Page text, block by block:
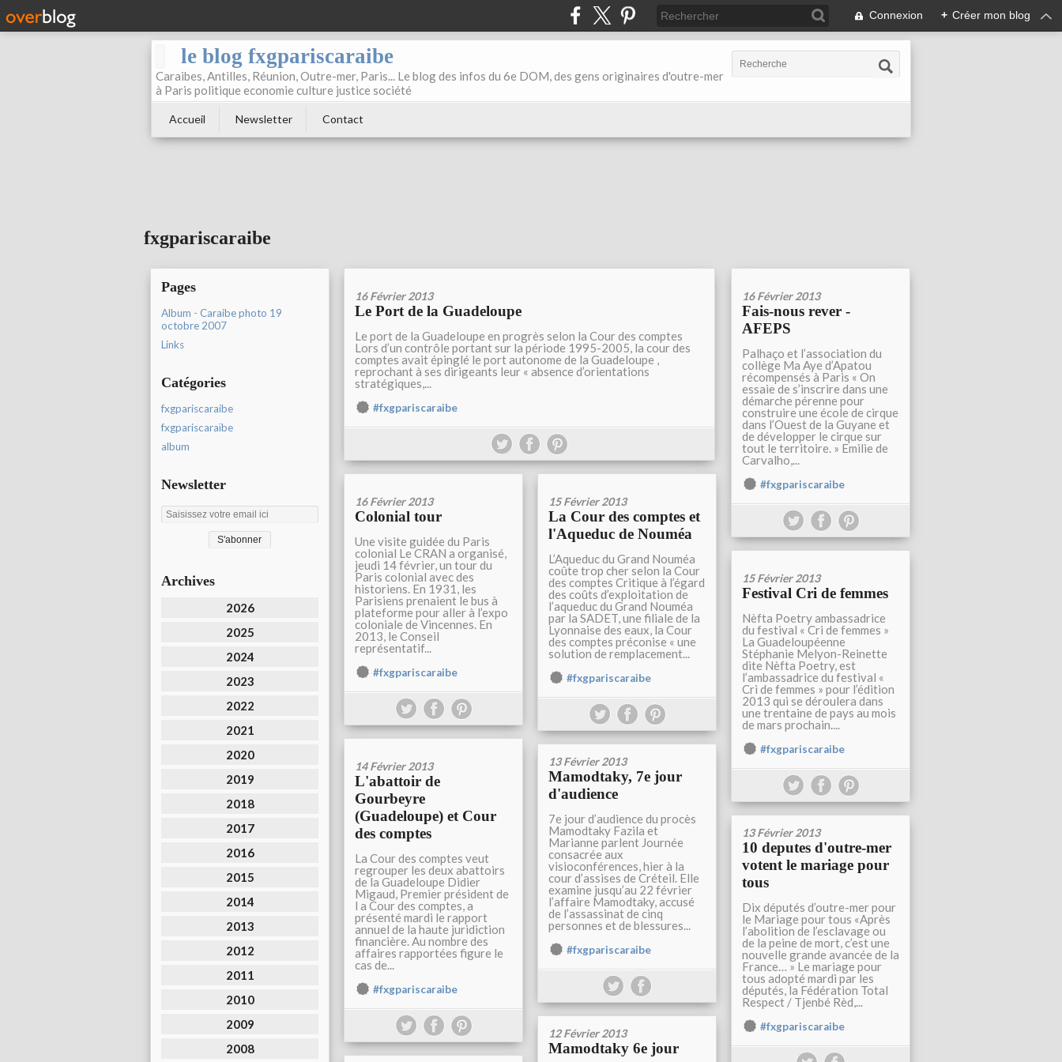
Connexion + Créer mon blog
le blog fxgpariscaraibe
Caraibes, Antilles, Réunion, Outre-mer, Paris... Le blog des infos du 6e DOM, des gens originaires d'outre-mer
à Paris politique economie culture justice société
Accueil Newsletter Contact
fxgpariscaraibe
Pages
Album - Caraibe photo 19
octobre 2007
Links
Catégories
fxgpariscaraibe
fxgpariscaraïbe
album
Newsletter
Archives
2026
2025
2024
2023
2022
2021
2020
2019
2018
2017
2016
2015
2014
2013
2012
2011
2010
2009
2008
16 Février 2013
Le Port de la Guadeloupe
Le port de la Guadeloupe en progrès selon la Cour des comptes
Lors d’un contrôle portant sur la période 1995-2005, la cour des
comptes avait épinglé le port autonome de la Guadeloupe ,
reprochant à ses dirigeants leur « absence d’orientations
stratégiques,...
#fxgpariscaraibe
16 Février 2013
Fais-nous rever -
AFEPS
Palhaço et l’association du
collège Ma Aye d’Apatou
récompensés à Paris « On
essaie de s’inscrire dans une
démarche pérenne pour
construire une école de cirque
dans l’Ouest de la Guyane et
de développer le cirque sur
tout le territoire. » Emilie de
Carvalho,...
#fxgpariscaraibe
16 Février 2013
Colonial tour
Une visite guidée du Paris
colonial Le CRAN a organisé,
jeudi 14 février, un tour du
Paris colonial avec des
historiens. En 1931, les
Parisiens prenaient le bus à
plateforme pour aller à l’expo
coloniale de Vincennes. En
2013, le Conseil
représentatif...
#fxgpariscaraibe
15 Février 2013
La Cour des comptes et
l'Aqueduc de Nouméa
L’Aqueduc du Grand Nouméa
coûte trop cher selon la Cour
des comptes Critique à l’égard
des coûts d’exploitation de
l’aqueduc du Grand Nouméa
par la SADET, une filiale de la
Lyonnaise des eaux, la Cour
des comptes préconise « une
solution de remplacement...
#fxgpariscaraibe
15 Février 2013
Festival Cri de femmes
Nèfta Poetry ambassadrice
du festival « Cri de femmes »
La Guadeloupéenne
Stéphanie Melyon-Reinette
dite Nèfta Poetry, est
l’ambassadrice du festival «
Cri de femmes » pour l’édition
2013 qui se déroulera dans
une trentaine de pays au mois
de mars prochain....
#fxgpariscaraibe
14 Février 2013
L'abattoir de
Gourbeyre
(Guadeloupe) et Cour
des comptes
La Cour des comptes veut
regrouper les deux abattoirs
de la Guadeloupe Didier
Migaud, Premier président de
l a Cour des comptes, a
présenté mardi le rapport
annuel de la haute juridiction
financière. Au nombre des
affaires rapportées figure le
cas de...
#fxgpariscaraibe
13 Février 2013
Mamodtaky, 7e jour
d'audience
7e jour d’audience du procès
Mamodtaky Fazila et
Marianne parlent Journée
consacrée aux
visioconférences, hier à la
cour d’assises de Créteil. Elle
examine jusqu’au 22 février
l’affaire Mamodtaky, accusé
de l’assassinat de cinq
personnes et de blessures...
#fxgpariscaraibe
13 Février 2013
10 deputes d'outre-mer
votent le mariage pour
tous
Dix députés d’outre-mer pour
le Mariage pour tous «Après
l’abolition de l’esclavage ou
de la peine de mort, c’est une
nouvelle grande avancée de la
France… » Le mariage pour
tous adopté mardi par les
députés, la Fédération Total
Respect / Tjenbé Rèd,...
#fxgpariscaraibe
12 Février 2013
Mamodtaky 6e jour